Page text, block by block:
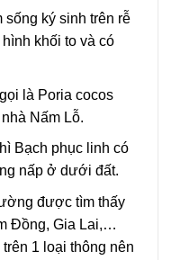
sống ký sinh trên rễ
khối to và có
là Poria cocos
Nấm Lỗ.
Bạch phục linh có
nấp ở dưới đất.
được tìm thấy
Đồng, Gia Lai,…
1 loại thông nên